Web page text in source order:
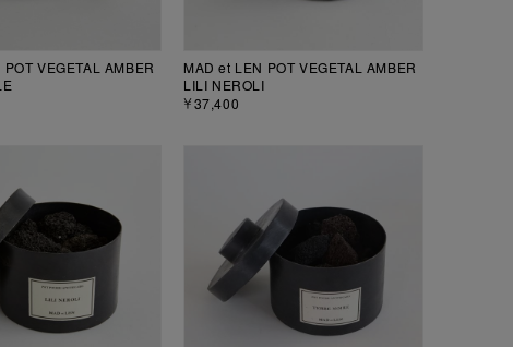
VEGETAL AMBER
MAD et LEN POT VEGETAL AMBER
LILI NEROLI
￥37,400